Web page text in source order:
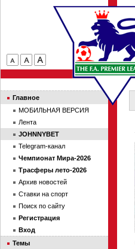
Главное
МОБИЛЬНАЯ ВЕРСИЯ
Лента
JOHNNYBET
Telegram-канал
Чемпионат Мира-2026
Трасферы лето-2026
Архив новостей
Ставки на спорт
Поиск по сайту
Регистрация
Вход
Темы